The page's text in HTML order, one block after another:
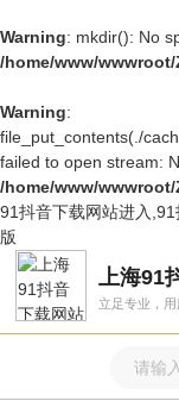
Warning: mkdir(): No
/home/www/
Warning:
file_put_contents(./
failed to open stream:
/home/www/
91抖音下载网站进入
版
上海91
立足专业，